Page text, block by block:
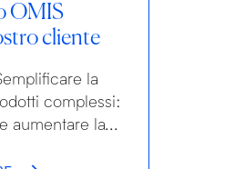
OMIS
cliente
la
complessi:
aumentare la...